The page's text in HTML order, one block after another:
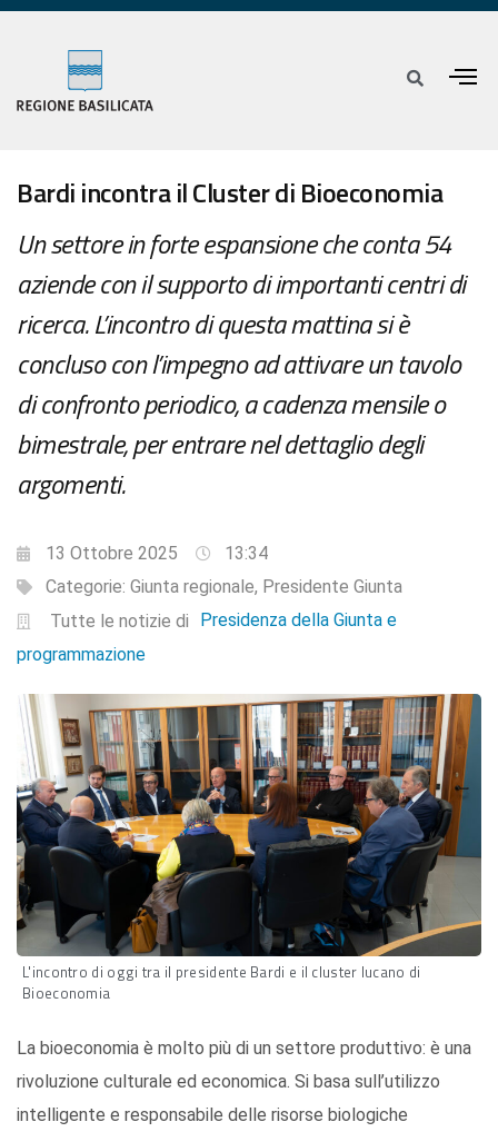
Bardi incontra il Cluster di Bioeconomia
Un settore in forte espansione che conta 54
aziende con il supporto di importanti centri di
ricerca. L’incontro di questa mattina si è
concluso con l’impegno ad attivare un tavolo
di confronto periodico, a cadenza mensile o
bimestrale, per entrare nel dettaglio degli
argomenti.
13 Ottobre 2025
13:34
Categorie: Giunta regionale, Presidente Giunta
Tutte le notizie di
Presidenza della Giunta e
programmazione
L'incontro di oggi tra il presidente Bardi e il cluster lucano di
Bioeconomia
La bioeconomia è molto più di un settore produttivo: è una
rivoluzione culturale ed economica. Si basa sull’utilizzo
intelligente e responsabile delle risorse biologiche